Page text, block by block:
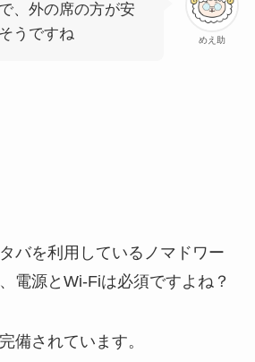
めえ助
、外の席の方が安
うですね
バを利用しているノマドワー
電源とWi-Fiは必須ですよね？
備されています。